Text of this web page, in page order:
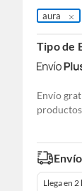
aura
Tipo de
Envío
Llega en